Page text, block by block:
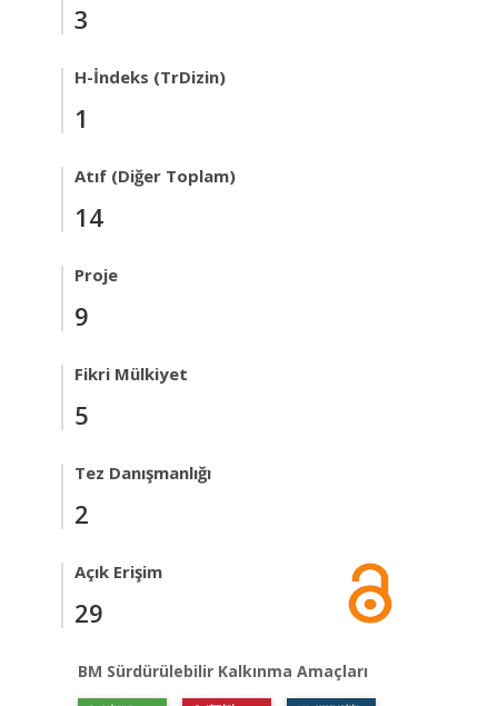
3
H-İndeks (TrDizin)
1
Atıf (Diğer Toplam)
14
Proje
9
Fikri Mülkiyet
5
Tez Danışmanlığı
2
Açık Erişim
29
BM Sürdürülebilir Kalkınma Amaçları